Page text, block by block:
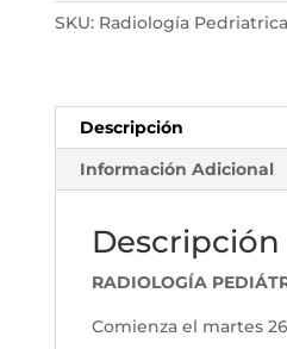
SKU: Radiología Pedriatrica
Descripción
Información Adicional
Descripción
RADIOLOGÍA
Comienza el martes